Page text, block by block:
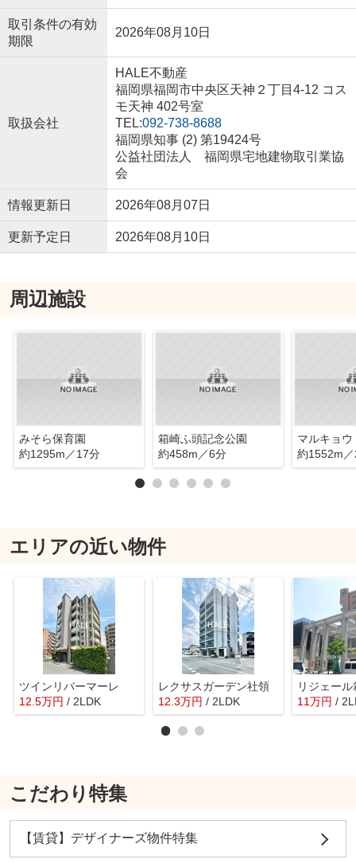
取引条件の有効
期限
2026年08月10日
取扱会社
HALE不動産
福岡県福岡市中央区天神２丁目4-12 コス
モ天神 402号室
TEL:092-738-8688
福岡県知事 (2) 第19424号
公益社団法人 福岡県宅地建物取引業協
会
情報更新日 2026年08月07日
更新予定日 2026年08月10日
周辺施設
みそら保育園
約1295m／17分
箱崎ふ頭記念公園
約458m／6分
マルキョウ
約1552m
エリアの近い物件
ツインリバーマーレ
12.5万円 / 2LDK
レクサスガーデン社領
12.3万円 / 2LDK
リジェール
11万円 /
こだわり特集
【賃貸】デザイナーズ物件特集